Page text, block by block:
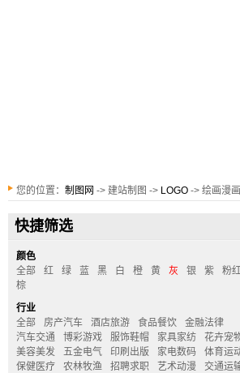
您的位置： 制图网 -> 建站制图 -> LOGO -> 绘画漫
快捷筛选
颜色
全部
红 绿 蓝 黑 白 橙 黄 灰 银 紫
粉
棕
行业
全部
房产汽车 酒店旅游 食品餐饮
金融法律
汽车交通
博彩游戏 服饰鞋帽 家具家纺
花卉宠
美容美发
五金电气 印刷出版 家电数码
体育运
保健医疗
农林牧渔 招聘求职 艺术动漫
交通运